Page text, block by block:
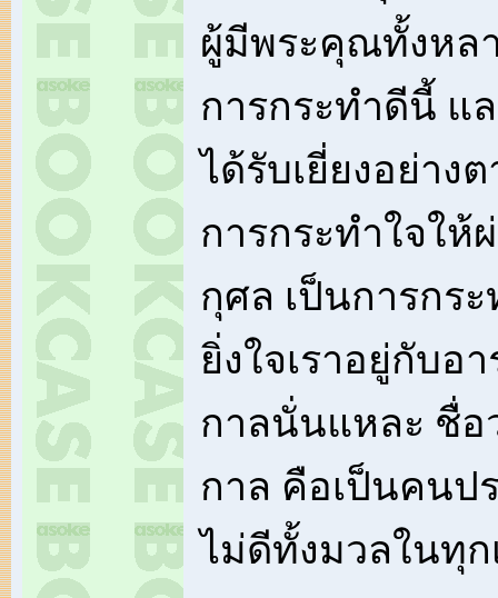
ผู้มีพระคุณทั้งหล
การกระทำดีนี้ แ
ได้รับเยี่ยงอย่าง
การกระทำใจให้
กุศล เป็นการกร
ยิ่งใจเราอยู่กับ
กาลนั่นแหละ ชื่
กาล คือเป็นคนป
ไม่ดีทั้งมวลในทุก